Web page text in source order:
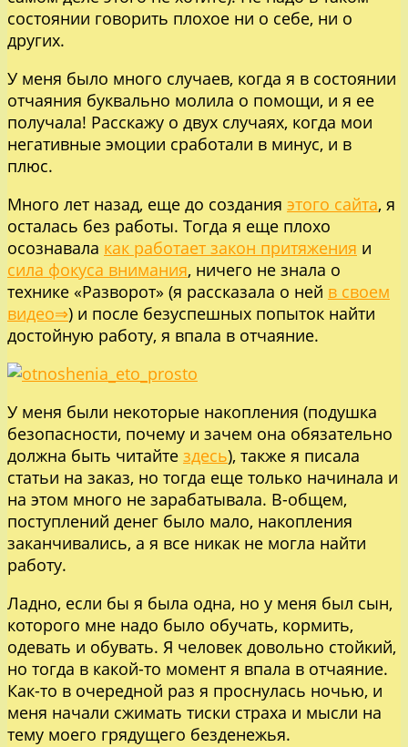
состоянии говорить плохое ни о себе, ни о
других.
У меня было много случаев, когда я в состоянии
отчаяния буквально молила о помощи, и я ее
получала! Расскажу о двух случаях, когда мои
негативные эмоции сработали в минус, и в
плюс.
Много лет назад, еще до создания этого сайта, я
осталась без работы. Тогда я еще плохо
осознавала как работает закон притяжения и
сила фокуса внимания, ничего не знала о
технике «Разворот» (я рассказала о ней в своем
видео⇒) и после безуспешных попыток найти
достойную работу, я впала в отчаяние.
У меня были некоторые накопления (подушка
безопасности, почему и зачем она обязательно
должна быть читайте здесь), также я писала
статьи на заказ, но тогда еще только начинала и
на этом много не зарабатывала. В-общем,
поступлений денег было мало, накопления
заканчивались, а я все никак не могла найти
работу.
Ладно, если бы я была одна, но у меня был сын,
которого мне надо было обучать, кормить,
одевать и обувать. Я человек довольно стойкий,
но тогда в какой-то момент я впала в отчаяние.
Как-то в очередной раз я проснулась ночью, и
меня начали сжимать тиски страха и мысли на
тему моего грядущего безденежья.